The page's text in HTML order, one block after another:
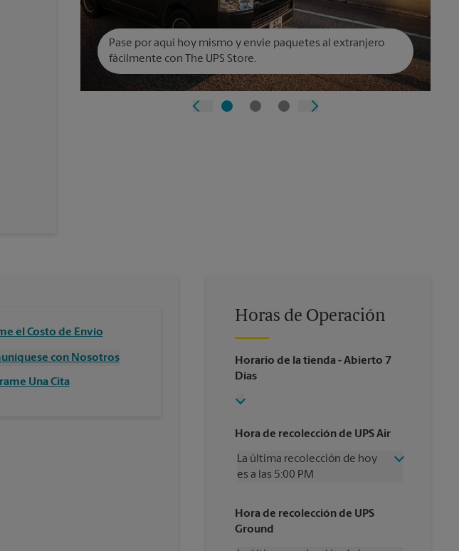
Pase por aquí hoy mismo y envíe paquetes al extranjero
fácilmente con The UPS Store.
el Costo de Envío
con Nosotros
Una Cita
Horas de Operación
Horario de la tienda - Abierto 7
Días
Hora de recolección de UPS Air
La última recolección de hoy
es a las 5:00 PM
Jueves
5:00 PM
Viernes
Hora de recolección de UPS
Ground